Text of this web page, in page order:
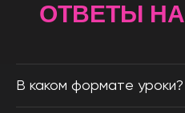
ОТВЕТЫ
В каком формате уроки?